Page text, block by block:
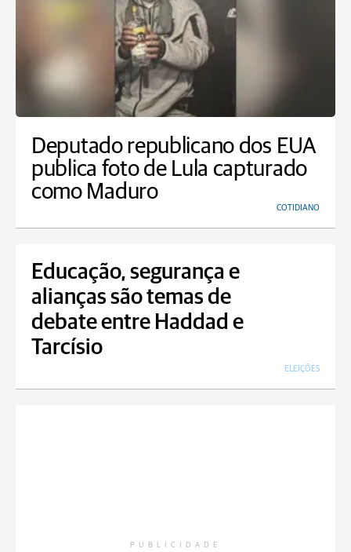
Deputado republicano dos EUA
publica foto de Lula capturado
como Maduro
COTIDIANO
Educação, segurança e
alianças são temas de
debate entre Haddad e
Tarcísio
ELEIÇÕES
PUBLICIDADE